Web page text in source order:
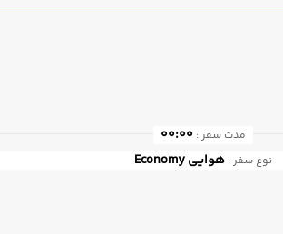
مدت سفر : 00:00
نوع سفر : هوایی